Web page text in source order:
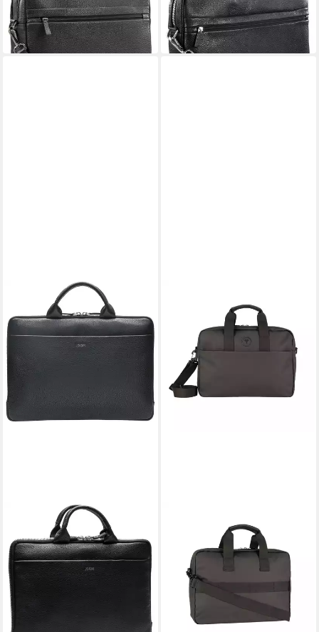
ab 314,10 € UVP349,00 €
-10%
in 1-2 Werktagen bei dir
ab 249,67 € UVP329,00 €
-24%
in 2-3 Werktagen bei dir